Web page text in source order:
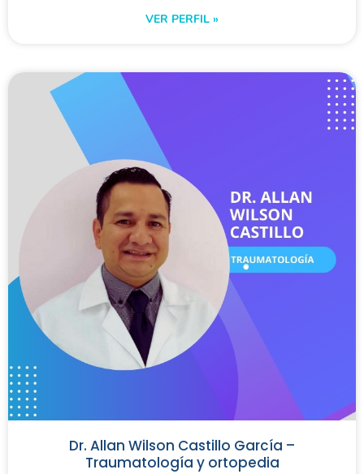
VER PERFIL »
Dr. Allan Wilson Castillo García –
Traumatología y ortopedia